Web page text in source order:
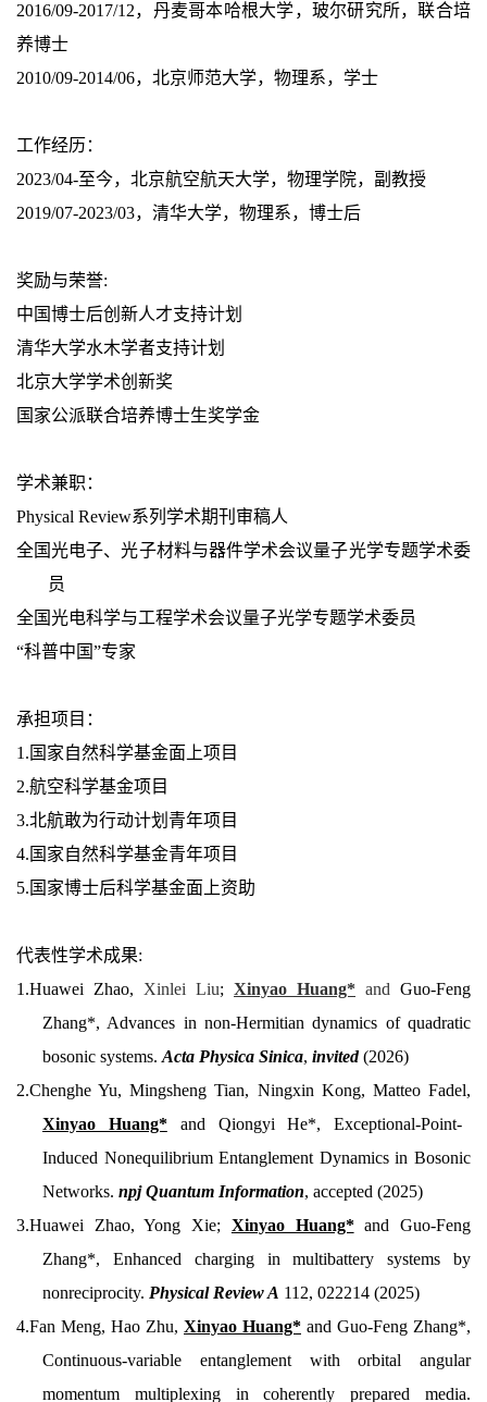
2016/09-2017/12，丹麦哥本哈根大学，玻尔研究所，联合培
养博士
2010/09-2014/06，北京师范大学，物理系，学士
工作经历：
2023/04-至今，北京航空航天大学，物理学院，副教授
2019/07-2023/03，清华大学，物理系，博士后
奖励与荣誉:
中国博士后创新人才支持计划
清华大学水木学者支持计划
北京大学学术创新奖
国家公派联合培养博士生奖学金
学术兼职：
Physical Review系列学术期刊审稿人
全国光电子、光子材料与器件学术会议量子光学专题学术委
员
全国光电科学与工程学术会议量子光学专题学术委员
“科普中国”专家
承担项目：
1.国家自然科学基金面上项目
2.航空科学基金项目
3.北航敢为行动计划青年项目
4.国家自然科学基金青年项目
5.国家博士后科学基金面上资助
代表性学术成果:
1.Huawei Zhao, Xinlei Liu; Xinyao Huang* and Guo-Feng
Zhang*, Advances in non-Hermitian dynamics of quadratic
bosonic systems. Acta Physica Sinica, invited (2026)
2.Chenghe Yu, Mingsheng Tian, Ningxin Kong, Matteo Fadel,
Xinyao Huang*
and Qiongyi He*, Exceptional-Point-
Induced Nonequilibrium Entanglement Dynamics in Bosonic
Networks. npj Quantum Information, accepted (2025)
3.Huawei Zhao, Yong Xie; Xinyao Huang*and Guo-Feng
Zhang*, Enhanced charging in multibattery systems by
nonreciprocity. Physical Review A 112, 022214 (2025)
4.Fan Meng, Hao Zhu, Xinyao Huang* and Guo-Feng Zhang*,
Continuous-variable entanglement with orbital angular
momentum multiplexing in coherently prepared media.